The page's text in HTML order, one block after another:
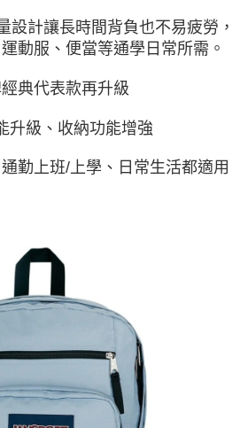
設計讓長時間背負也不易疲勞，
動服、便當等通學日常所需。
典代表款再升級
升級、收納功能增強
勤上班/上學、日常生活都適用